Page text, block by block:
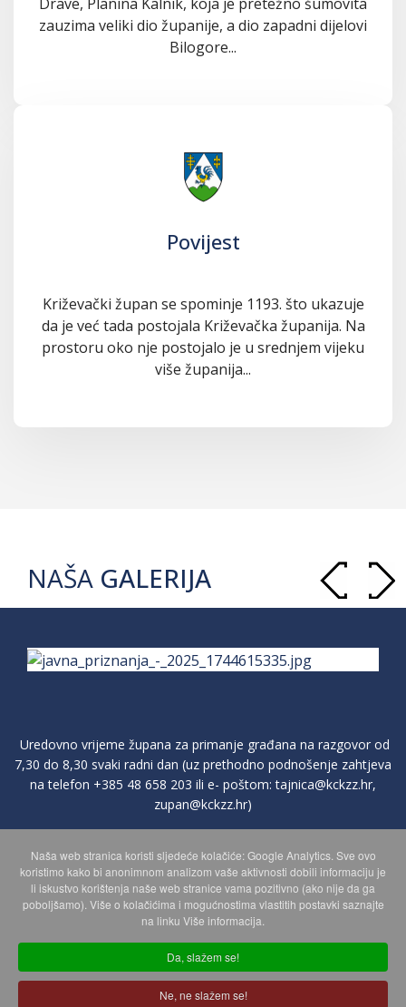
zauzima veliki dio županije, a dio zapadni dijelovi
Bilogore...
Povijest
Križevački župan se spominje 1193. što ukazuje
da je već tada postojala Križevačka županija. Na
prostoru oko nje postojalo je u srednjem vijeku
više županija...
NAŠA GALERIJA
Uredovno vrijeme župana za primanje građana na razgovor od
7,30 do 8,30 svaki radni dan (uz prethodno podnošenje zahtjeva
na telefon +385 48 658 203 ili e- poštom:tajnica@kckzz.hr,
zupan@kckzz.hr)
POLITIKA ZAŠTITE PRIVATNOSTI OSOBNIH PODATAKA
MAPA WEBA
Copyright © 2026 Koprivničko - križevačka županija. Sva prava
zadržana.
Naša web stranica koristi sljedeće kolačiće: Google Analytics. Sve ovo
koristimo kako bi anonimnom analizom vaše aktivnosti dobili informaciju je
li iskustvo korištenja naše web stranice vama pozitivno (ako nije da ga
poboljšamo). Više o kolačićima i mogućnostima vlastitih postavki saznajte
na linku Više informacija.
Da, slažem se!
Ne, ne slažem se!